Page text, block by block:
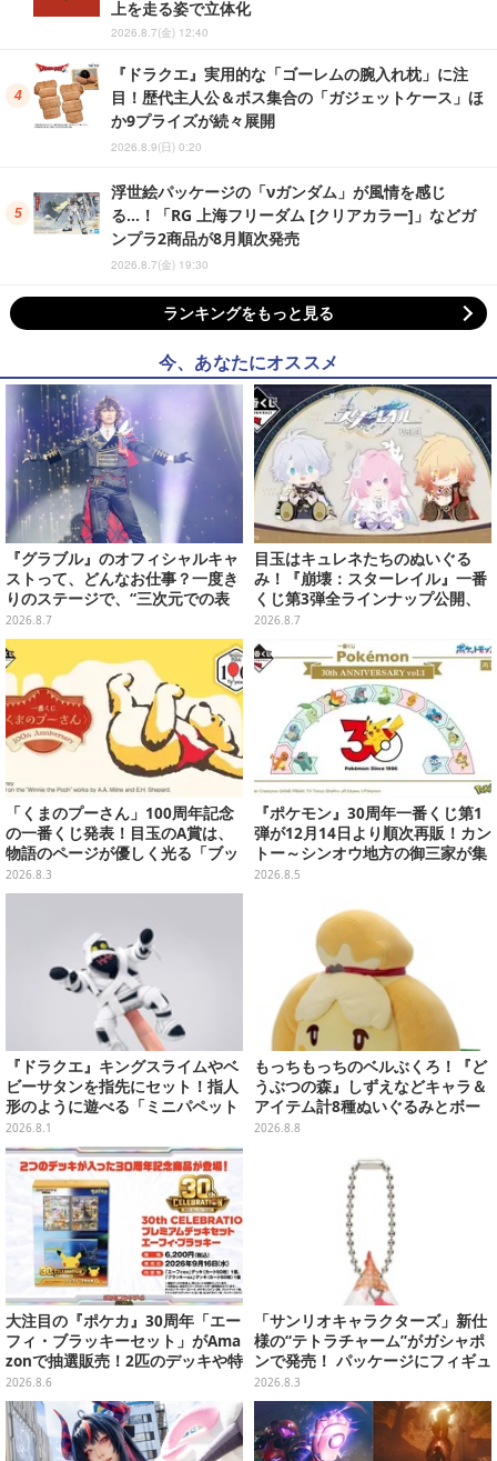
上を走る姿で立体化
2026.8.7(金) 12:40
『ドラクエ』実用的な「ゴーレムの腕入れ枕」に注
目！歴代主人公＆ボス集合の「ガジェットケース」ほ
か9プライズが続々展開
2026.8.9(日) 0:20
浮世絵パッケージの「νガンダム」が風情を感じ
る…！「RG 上海フリーダム [クリアカラー]」などガ
ンプラ2商品が8月順次発売
2026.8.7(金) 19:30
ランキングをもっと見る
今、あなたにオススメ
『グラブル』のオフィシャルキャ
ストって、どんなお仕事？一度き
りのステージで、“三次元での表
現”に全力を懸けるキャスト陣の
舞台裏【インタビュー】
2026.8.7
目玉はキュレネたちのぬいぐる
み！『崩壊：スターレイル』一番
くじ第3弾全ラインナップ公開、
美麗ビジュアルのアクリルボード
など用意
2026.8.7
「くまのプーさん」100周年記念
の一番くじ発表！目玉のA賞は、
物語のページが優しく光る「ブッ
クシェイプドライト」
2026.8.3
『ポケモン』30周年一番くじ第1
弾が12月14日より順次再販！カン
トー～シンオウ地方の御三家が集
まった時計、ぬいぐるみなど記念
2026.8.5
『ドラクエ』キングスライムやベ
ビーサタンを指先にセット！指人
形のように遊べる「ミニパペット
ぬいぐるみ」が楽しい
2026.8.1
もっちもっちのベルぶくろ！『ど
うぶつの森』しずえなどキャラ＆
アイテム計8種ぬいぐるみとボー
ルチェーン付きマスコットが発売
2026.8.8
大注目の『ポケカ』30周年「エー
フィ・ブラッキーセット」がAma
zonで抽選販売！2匹のデッキや特
別カードを収録
2026.8.6
「サンリオキャラクターズ」新仕
様の“テトラチャーム”がガシャポ
ンで発売！ パッケージにフィギュ
ア＆小物パーツが入った全6種
2026.8.3